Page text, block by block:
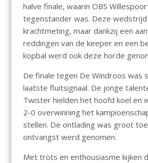
halve finale, waarin OBS
tegenstander was. Deze
krachtmeting, maar dankzij een
reddingen van de keeper en een
kopbal werd ook deze horde
De finale tegen De Windroos was
laatste fluitsignaal. De jonge
Twister hielden het hoofd koel en
2-0 overwinning het
stellen. De ontlading was groot
ontvangst werd genomen.
Met trots en enthousiasme kijken